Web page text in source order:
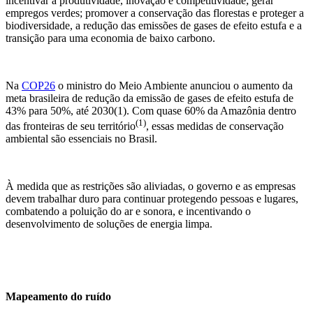
empregos verdes; promover a conservação das florestas e proteger a
biodiversidade, a redução das emissões de gases de efeito estufa e a
transição para uma economia de baixo carbono.
Na COP26 o ministro do Meio Ambiente anunciou o aumento da
meta brasileira de redução da emissão de gases de efeito estufa de
43% para 50%, até 2030(1). Com quase 60% da Amazônia dentro
das fronteiras de seu território(1), essas medidas de conservação
ambiental são essenciais no Brasil.
À medida que as restrições são aliviadas, o governo e as empresas
devem trabalhar duro para continuar protegendo pessoas e lugares,
combatendo a poluição do ar e sonora, e incentivando o
desenvolvimento de soluções de energia limpa.
Mapeamento do ruído